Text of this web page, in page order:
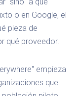
o en Google, el
pieza de
qué proveedor.
empieza
que